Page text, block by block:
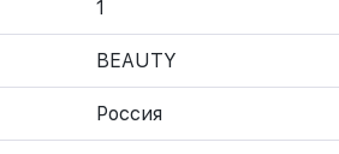
1
BEAUTY
Россия